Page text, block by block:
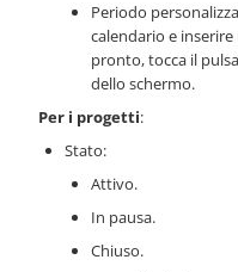
Periodo
calendario e
pronto, tocca il
dello schermo.
Per i progetti:
Stato:
Attivo.
In pausa.
Chiuso.